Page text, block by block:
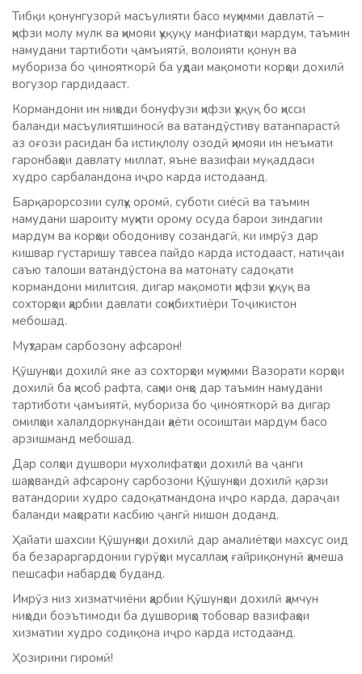
Тибқи қонунгузорӣ масъулияти басо муҳимми давлатӣ –
ҳифзи молу мулк ва ҳимояи ҳуқуқу манфиатҳои мардум, таъмин
намудани тартиботи ҷамъиятӣ, волоияти қонун ва
мубориза бо ҷинояткорӣ ба уҳдаи мақомоти корҳои дохилӣ
вогузор гардидааст.
Кормандони ин ниҳоди бонуфузи ҳифзи ҳуқуқ бо ҳисси
баланди масъулиятшиносӣ ва ватандӯстиву ватанпарастӣ
аз оғози расидан ба истиқлолу озодӣ ҳимояи ин неъмати
гаронбаҳои давлату миллат, яъне вазифаи муқаддаси
худро сарбаландона иҷро карда истодаанд.
Барқарорсозии сулҳу оромӣ, суботи сиёсӣ ва таъмин
намудани шароиту муҳити орому осуда барои зиндагии
мардум ва корҳои ободониву созандагӣ, ки имрӯз дар
кишвар густаришу тавсеа пайдо карда истодааст, натиҷаи
саъю талоши ватандӯстона ва матонату садоқати
кормандони милитсия, дигар мақомоти ҳифзи ҳуқуқ ва
сохторҳои ҳарбии давлати соҳибихтиёри Тоҷикистон
мебошад.
Муҳтарам сарбозону афсарон!
Қӯшунҳои дохилӣ яке аз сохторҳои муҳимми Вазорати корҳои
дохилӣ ба ҳисоб рафта, саҳми онҳо дар таъмин намудани
тартиботи ҷамъиятӣ, мубориза бо ҷинояткорӣ ва дигар
омилҳои халалдоркунандаи ҳаёти осоиштаи мардум басо
арзишманд мебошад.
Дар солҳои душвори мухолифатҳои дохилӣ ва ҷанги
шаҳрвандӣ афсарону сарбозони Қӯшунҳои дохилӣ қарзи
ватандории худро садоқатмандона иҷро карда, дараҷаи
баланди маҳорати касбию ҷангӣ нишон доданд.
Ҳайати шахсии Қӯшунҳои дохилӣ дар амалиётҳои махсус оид
ба безараргардонии гурӯҳҳои мусаллаҳи ғайриқонунӣ ҳамеша
пешсафи набардҳо буданд.
Имрӯз низ хизматчиёни ҳарбии Қӯшунҳои дохилӣ ҳамчун
ниҳоди боэътимоди ба душвориҳо тобовар вазифаҳои
хизматии худро содиқона иҷро карда истодаанд.
Ҳозирини гиромӣ!